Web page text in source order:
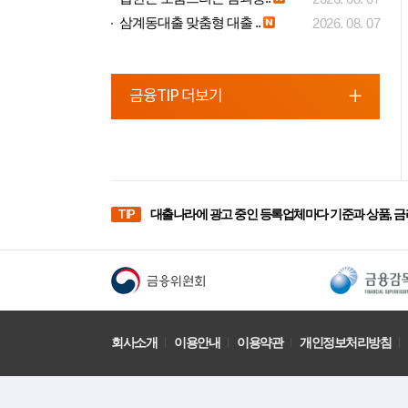
삼계동대출 맞춤형 대출 ..
2026. 08. 07
금융TIP 더보기
TIP 대출나라에 광고 중인 등록업체마다 기준과 상품,
회사소개 이용안내 이용약관 개인정보처리방침